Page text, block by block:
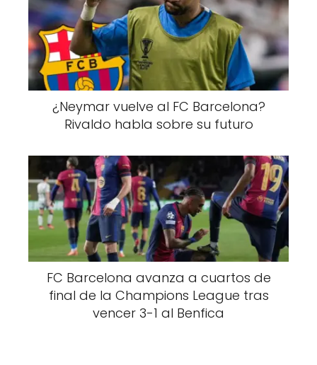
¿Neymar vuelve al FC Barcelona?
Rivaldo habla sobre su futuro
FC Barcelona avanza a cuartos de
final de la Champions League tras
vencer 3-1 al Benfica